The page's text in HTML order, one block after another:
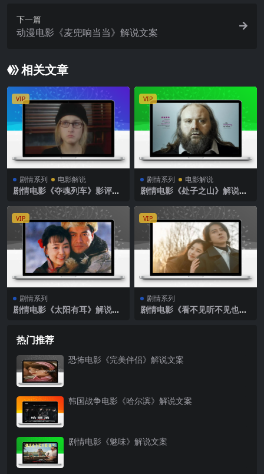
下一篇
动漫电影《麦兜响当当》解说文案
相关文章
VIP
剧情系列 电影解说
剧情电影《夺魂列车》影评解
VIP
剧情系列 电影解说
剧情电影《处子之山》解说文
VIP
剧情系列
剧情电影《太阳有耳》解说文
VIP
剧情系列
剧情电影《看不见听不见也爱
热门推荐
恐怖电影《完美伴侣》解说文案
韩国战争电影《哈尔滨》解说文案
剧情电影《魅味》解说文案